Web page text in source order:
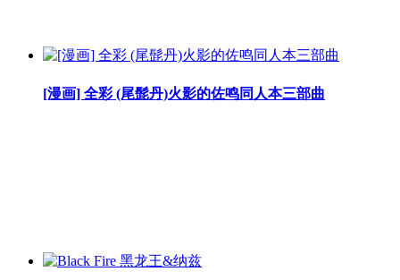
[漫画] 全彩 (尾髭丹)火影的佐鸣同人本三部曲